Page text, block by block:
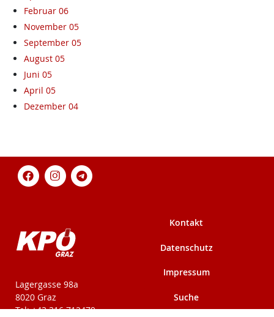
Februar 06
November 05
September 05
August 05
Juni 05
April 05
Dezember 04
KPÖ-Steiermark
Lagergasse 98a
8020 Graz
Tel: +43 316 712479
Kontakt
Datenschutz
Impressum
Suche